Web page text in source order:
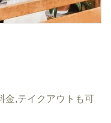
,テイクアウトも可